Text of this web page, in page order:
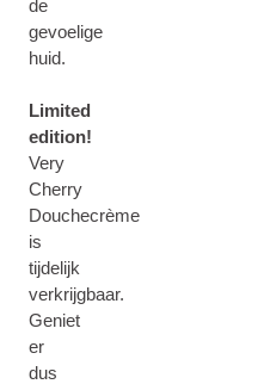
de
gevoelige
huid.
Limited
edition!
Very
Cherry
Douchecrème
is
tijdelijk
verkrijgbaar.
Geniet
er
dus